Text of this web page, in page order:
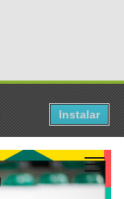
Instalar